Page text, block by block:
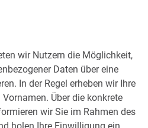
wir Nutzern die Möglichkeit,
Daten über eine
In der Regel erheben wir Ihre
Über die konkrete
wir Sie im Rahmen des